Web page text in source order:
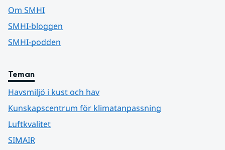
Om SMHI
SMHI-bloggen
SMHI-podden
Teman
Havsmiljö i kust och hav
Kunskapscentrum för klimatanpassning
Luftkvalitet
SIMAIR